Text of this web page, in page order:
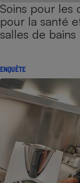
Soins pour les
pour la santé
salles de bains
ENQUÊTE